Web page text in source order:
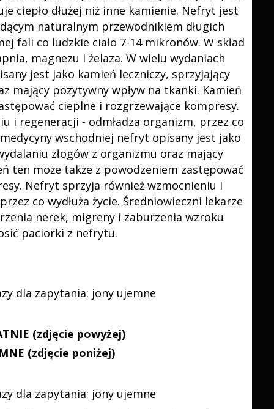
ciepło dłużej niż inne kamienie. Nefryt jest
naturalnym przewodnikiem długich
fali co ludzkie ciało 7-14 mikronów. W skład
magnezu i żelaza. W wielu wydaniach
jest jako kamień leczniczy, sprzyjający
mający pozytywny wpływ na tkanki. Kamień
cieplne i rozgrzewające kompresy.
i regeneracji - odmładza organizm, przez co
wschodniej nefryt opisany jest jako
złogów z organizmu oraz mający
ten może także z powodzeniem zastępować
Nefryt sprzyja również wzmocnieniu i
co wydłuża życie. Średniowieczni lekarze
nerek, migreny i zaburzenia wzroku
paciorki z nefrytu.
(zdjęcie powyżej)
(zdjęcie poniżej)